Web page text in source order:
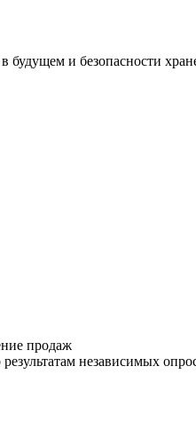
будущем и безопасности
продаж
независимых